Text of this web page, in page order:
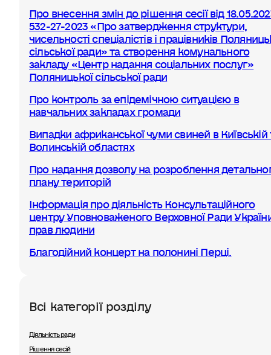
Про внесення змін до рішення сесії від
532-27-2023 «Про затвердження структури,
чисельності спеціалістів і працівників
сільської ради» та створення комунального
закладу «Центр надання соціальних послуг»
Поляницької сільської ради
Про контроль за епідемічною ситуацією в
навчальних закладах громади
Випадки африканської чуми свиней в Київській
Волинській областях
Про надання дозволу на розроблення
плану територій
Інформація про діяльність Консультаційного
центру Уповноваженого Верховної Ради
прав людини
Благодійний концерт на полонині Перці.
Всі категорії розділу
Діяльність ради
Рішення сесій